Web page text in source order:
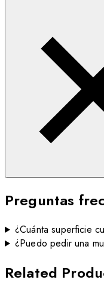
Preguntas
¿Cuánta superficie
¿Puedo pedir una
Related